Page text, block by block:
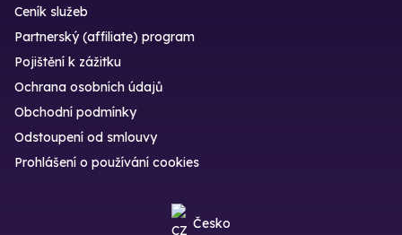
Ceník služeb
Partnerský (affiliate) program
Pojištění k zážitku
Ochrana osobních údajů
Obchodní podmínky
Odstoupení od smlouvy
Prohlášení o používání cookies
Česko